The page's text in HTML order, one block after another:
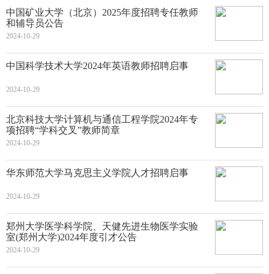
中国矿业大学（北京）2025年度招聘专任教师
和辅导员公告
2024-10-29
中国科学技术大学2024年英语教师招聘启事
2024-10-29
北京科技大学计算机与通信工程学院2024年专
项招聘“学科交叉”教师简章
2024-10-29
华东师范大学马克思主义学院人才招聘启事
2024-10-29
郑州大学医学科学院、天健先进生物医学实验
室(郑州大学)2024年度引才公告
2024-10-29